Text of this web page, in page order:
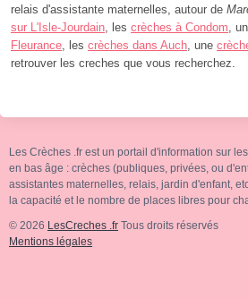
relais d'assistante maternelles, autour de
sur L'Isle-Jourdain, les crèches à Condom,
Fleurance, les crèches dans Auch, une
retrouver les creches que vous recherchez.
Les Crèches .fr est un portail d'information sur
en bas âge : crèches (publiques, privées, ou
assistantes maternelles, relais, jardin d'enfant,
la capacité et le nombre de places libres pour
© 2026 LesCreches .fr Tous droits réservés
Mentions légales